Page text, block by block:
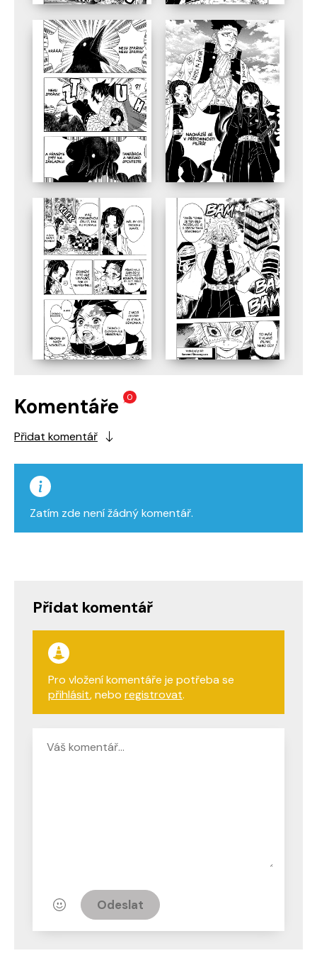
Komentáře 0
Přidat komentář
Zatím zde není žádný komentář.
Přidat komentář
Pro vložení komentáře je potřeba se
přihlásit, nebo registrovat.
Odeslat